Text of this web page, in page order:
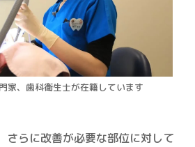
家、歯科衛生士が在籍しています
さらに改善が必要な部位に対して